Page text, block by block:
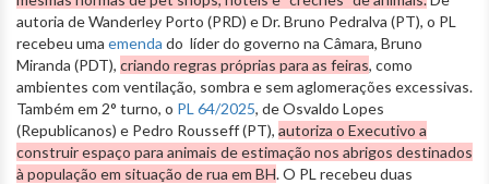
autoria de Wanderley Porto (PRD) e Dr. Bruno Pedralva (PT), o PL
recebeu uma emenda do líder do governo na Câmara, Bruno
Miranda (PDT), criando regras próprias para as feiras, como
ambientes com ventilação, sombra e sem aglomerações excessivas.
Também em 2° turno, o PL 64/2025, de Osvaldo Lopes
(Republicanos) e Pedro Rousseff (PT), autoriza o Executivo a
construir espaço para animais de estimação nos abrigos destinados
à população em situação de rua em BH. O PL recebeu duas